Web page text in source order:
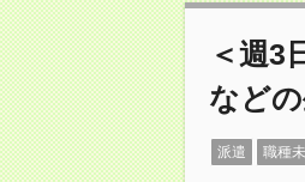
＜週3
など
派遣 職種